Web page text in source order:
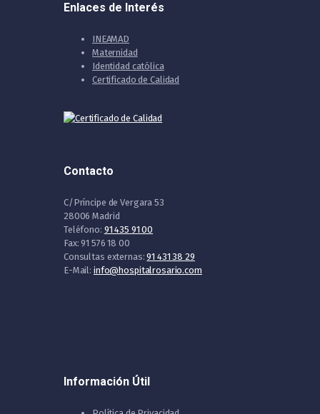
Enlaces de Interés
INEAMAD
Maternidad
Identidad católica
Certificado de Calidad
Contacto
C/Príncipe de Vergara 53
28006 Madrid
Teléfono: 91 435 91 00
Fax: 91 576 18 00
Consultas externas:91 431 38 29
E-Mail: info@hospitalrosario.com
Información Útil